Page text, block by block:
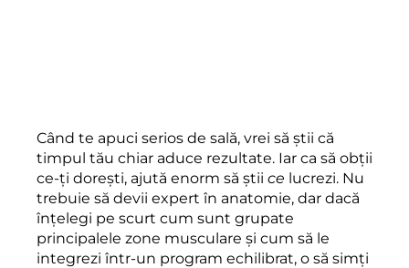
Când te apuci serios de sală, vrei să știi că
timpul tău chiar aduce rezultate. Iar ca să obții
ce-ți dorești, ajută enorm să știi ce lucrezi. Nu
trebuie să devii expert în anatomie, dar dacă
înțelegi pe scurt cum sunt grupate
principalele zone musculare și cum să le
integrezi într-un program echilibrat, o să simți